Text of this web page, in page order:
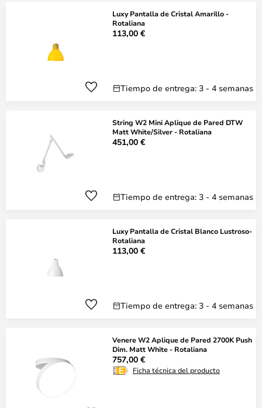
Luxy Pantalla de Cristal Amarillo -
Rotaliana
113,00 €
Tiempo de entrega: 3 - 4 semanas
String W2 Mini Aplique de Pared DTW
Matt White/Silver - Rotaliana
451,00 €
Tiempo de entrega: 3 - 4 semanas
Luxy Pantalla de Cristal Blanco Lustroso-
Rotaliana
113,00 €
Tiempo de entrega: 3 - 4 semanas
Venere W2 Aplique de Pared 2700K Push
Dim. Matt White - Rotaliana
757,00 €
Ficha técnica del producto